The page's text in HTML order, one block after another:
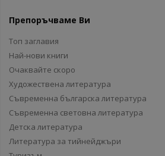
Препоръчваме Ви
Топ заглавия
Най-нови книги
Очаквайте скоро
Художествена литература
Съвременна българска литература
Съвременна световна литература
Детска литература
Литература за тийнейджъри